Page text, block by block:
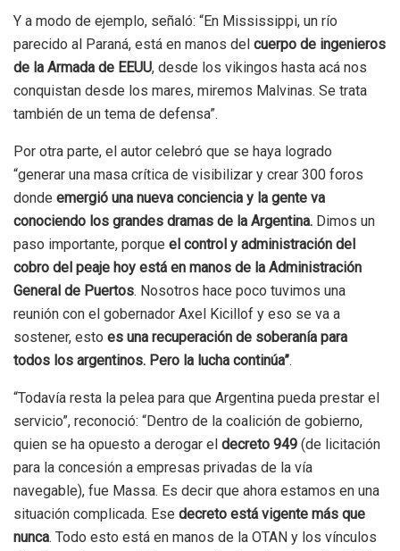
Y a modo de ejemplo, señaló: “En Mississippi, un río
parecido al Paraná, está en manos del cuerpo de ingenieros
de la Armada de EEUU, desde los vikingos hasta acá nos
conquistan desde los mares, miremos Malvinas. Se trata
también de un tema de defensa”.
Por otra parte, el autor celebró que se haya logrado
“generar una masa crítica de visibilizar y crear 300 foros
donde emergió una nueva conciencia y la gente va
conociendo los grandes dramas de la Argentina. Dimos un
paso importante, porque el control y administración del
cobro del peaje hoy está en manos de la Administración
General de Puertos. Nosotros hace poco tuvimos una
reunión con el gobernador Axel Kicillof y eso se va a
sostener, esto es una recuperación de soberanía para
todos los argentinos. Pero la lucha continúa”.
“Todavía resta la pelea para que Argentina pueda prestar el
servicio”, reconoció: “Dentro de la coalición de gobierno,
quien se ha opuesto a derogar el decreto 949 (de licitación
para la concesión a empresas privadas de la vía
navegable), fue Massa. Es decir que ahora estamos en una
situación complicada. Ese decreto está vigente más que
nunca. Todo esto está en manos de la OTAN y los vínculos